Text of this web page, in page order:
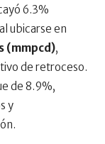
6.3%
ubicarse en
(mmpcd),
de retroceso.
de 8.9%,
y